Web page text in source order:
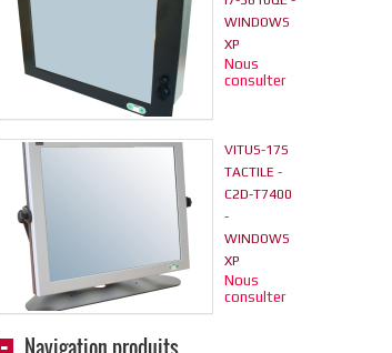
WINDOWS
XP
Nous
consulter
VITUS-17S
TACTILE -
C2D-T7400
-
WINDOWS
XP
Nous
consulter